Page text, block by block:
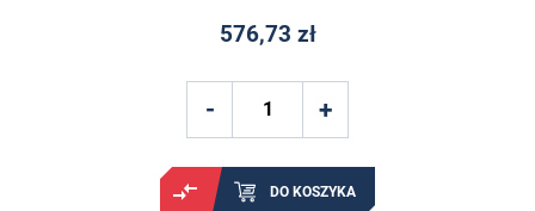
576,73 zł
DO KOSZYKA